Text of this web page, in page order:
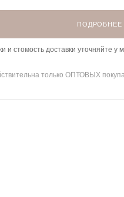
ПОДРОБНЕЕ
и стомость доставки уточняйте у
только ОПТОВЫХ